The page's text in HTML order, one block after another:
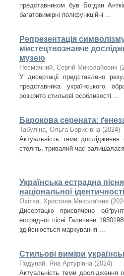
представником був Богдан
багатовимірні поліфункційні ...
Репрезентація
мистецтвознавче
музею
Несмачний, Сергій Миколайович (
У дисертації представлено
представника українського
розкрито стильові особливості ...
Барокова серената:
Табуліна, Ольга Борисівна (2024)
Актуальність теми
століть, тривалий час
...
Українська естрадна
національної
Охітва, Христина Миколаївна (
Дисертацію присвячено
естрадної пісні Галичини
здійснюється маркування ...
Стильові виміри
Подунай, Яна Артурівна (2024)
Актуальність теми дослідження